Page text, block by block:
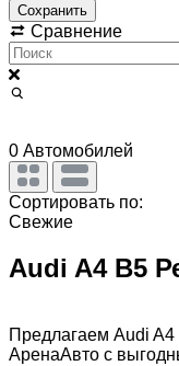
Сохранить
Сравнение
0 Автомобилей
Сортировать по:
Свежие
Audi A4 B5
Предлагаем Audi A4
АренаАвто с